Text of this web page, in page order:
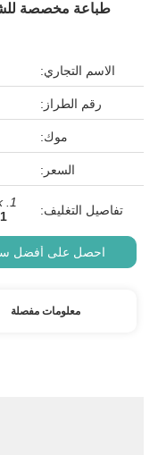
طباعة مخصصة
الاسم التجاري:
رقم الطراز:
موك:
السعر:
تفاصيل التغليف: 1. التعبئة ا
احصل على أفضل
معلومات مفصلة